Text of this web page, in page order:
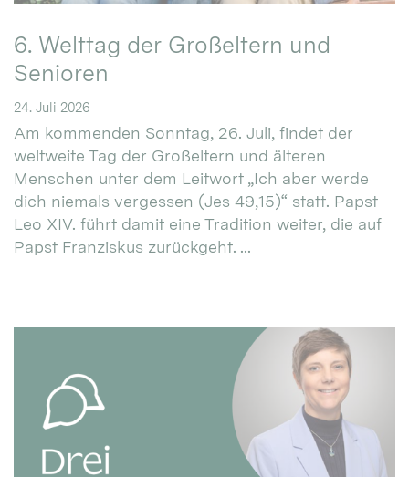
6. Welttag der Großeltern und
Senioren
24. Juli 2026
Am kommenden Sonntag, 26. Juli, findet der
weltweite Tag der Großeltern und älteren
Menschen unter dem Leitwort „Ich aber werde
dich niemals vergessen (Jes 49,15)“ statt. Papst
Leo XIV. führt damit eine Tradition weiter, die auf
Papst Franziskus zurückgeht. ...